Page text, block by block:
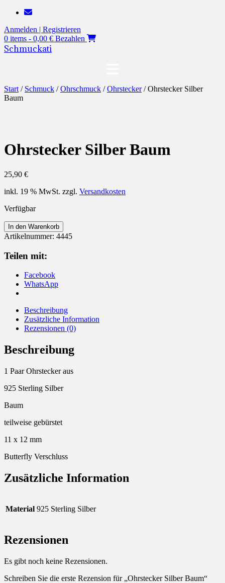
Zum
springen
Anmelden | Registrieren
0 items - 0,00 € Bezahlen
Schmuckati
Start / Schmuck /Ohrschmuck /Ohrstecker/ Ohrstecker Silber
Baum
Ohrstecker Silber Baum
25,90 €
inkl. 19 % MwSt. zzgl. Versandkosten
Verfügbar
Ohrstecker
Silber
Menge
In den Warenkorb
Artikelnummer: 4445
Teilen mit:
Facebook
WhatsApp
Beschreibung
Zusätzliche Information
Rezensionen (0)
Beschreibung
1 Paar Ohrstecker aus
925 Sterling Silber
Baum
teilweise gebürstet
11 x 12 mm
Butterfly Verschluss
Zusätzliche Information
Material 925 Sterling Silber
Rezensionen
Es gibt noch keine Rezensionen.
Schreiben Sie die erste Rezension für „Ohrstecker Silber Baum“